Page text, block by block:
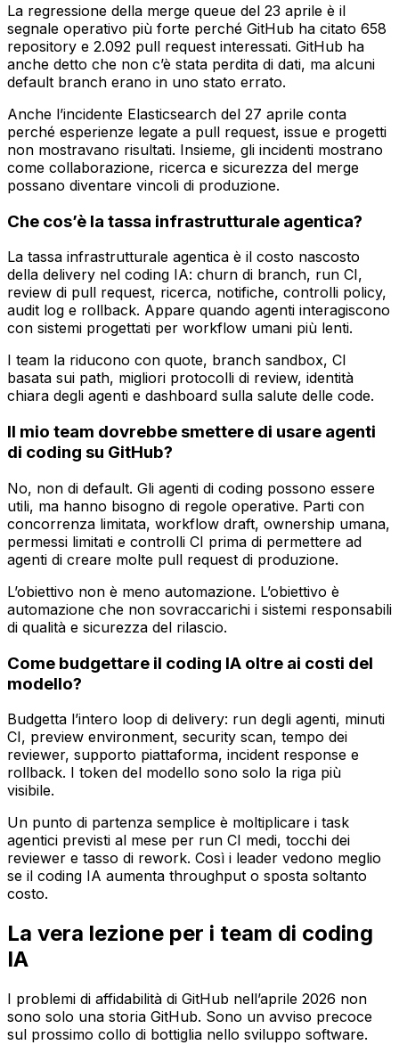
La regressione della merge queue del 23 aprile è il
segnale operativo più forte perché GitHub ha citato 658
repository e 2.092 pull request interessati. GitHub ha
anche detto che non c’è stata perdita di dati, ma alcuni
default branch erano in uno stato errato.
Anche l’incidente Elasticsearch del 27 aprile conta
perché esperienze legate a pull request, issue e progetti
non mostravano risultati. Insieme, gli incidenti mostrano
come collaborazione, ricerca e sicurezza del merge
possano diventare vincoli di produzione.
Che cos’è la tassa infrastrutturale agentica?
La tassa infrastrutturale agentica è il costo nascosto
della delivery nel coding IA: churn di branch, run CI,
review di pull request, ricerca, notifiche, controlli policy,
audit log e rollback. Appare quando agenti interagiscono
con sistemi progettati per workflow umani più lenti.
I team la riducono con quote, branch sandbox, CI
basata sui path, migliori protocolli di review, identità
chiara degli agenti e dashboard sulla salute delle code.
Il mio team dovrebbe smettere di usare agenti
di coding su GitHub?
No, non di default. Gli agenti di coding possono essere
utili, ma hanno bisogno di regole operative. Parti con
concorrenza limitata, workflow draft, ownership umana,
permessi limitati e controlli CI prima di permettere ad
agenti di creare molte pull request di produzione.
L’obiettivo non è meno automazione. L’obiettivo è
automazione che non sovraccarichi i sistemi responsabili
di qualità e sicurezza del rilascio.
Come budgettare il coding IA oltre ai costi del
modello?
Budgetta l’intero loop di delivery: run degli agenti, minuti
CI, preview environment, security scan, tempo dei
reviewer, supporto piattaforma, incident response e
rollback. I token del modello sono solo la riga più
visibile.
Un punto di partenza semplice è moltiplicare i task
agentici previsti al mese per run CI medi, tocchi dei
reviewer e tasso di rework. Così i leader vedono meglio
se il coding IA aumenta throughput o sposta soltanto
costo.
La vera lezione per i team di coding
IA
I problemi di affidabilità di GitHub nell’aprile 2026 non
sono solo una storia GitHub. Sono un avviso precoce
sul prossimo collo di bottiglia nello sviluppo software.